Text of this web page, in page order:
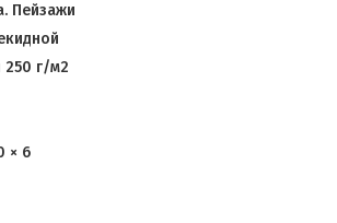
Пейзажи
250 г/м2
× 6